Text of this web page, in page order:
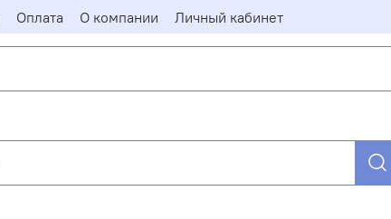
Оплата О компании Личный кабинет